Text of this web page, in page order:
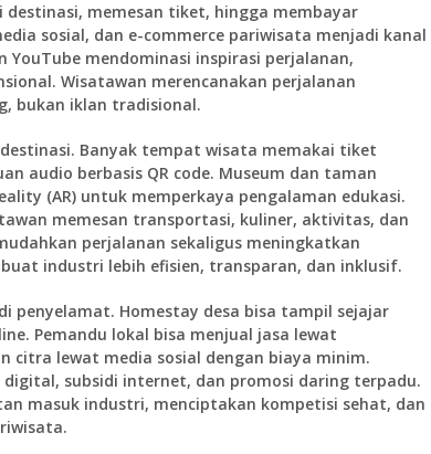
memesan tiket, hingga membayar
sosial, dan e-commerce pariwisata menjadi kanal
mendominasi inspirasi perjalanan,
Wisatawan merencanakan perjalanan
bukan iklan tradisional.
Banyak tempat wisata memakai tiket
audio berbasis QR code. Museum dan taman
(AR) untuk memperkaya pengalaman edukasi.
memesan transportasi, kuliner, aktivitas, dan
perjalanan sekaligus meningkatkan
industri lebih efisien, transparan, dan inklusif.
penyelamat. Homestay desa bisa tampil sejajar
Pemandu lokal bisa menjual jasa lewat
citra lewat media sosial dengan biaya minim.
subsidi internet, dan promosi daring terpadu.
masuk industri, menciptakan kompetisi sehat, dan